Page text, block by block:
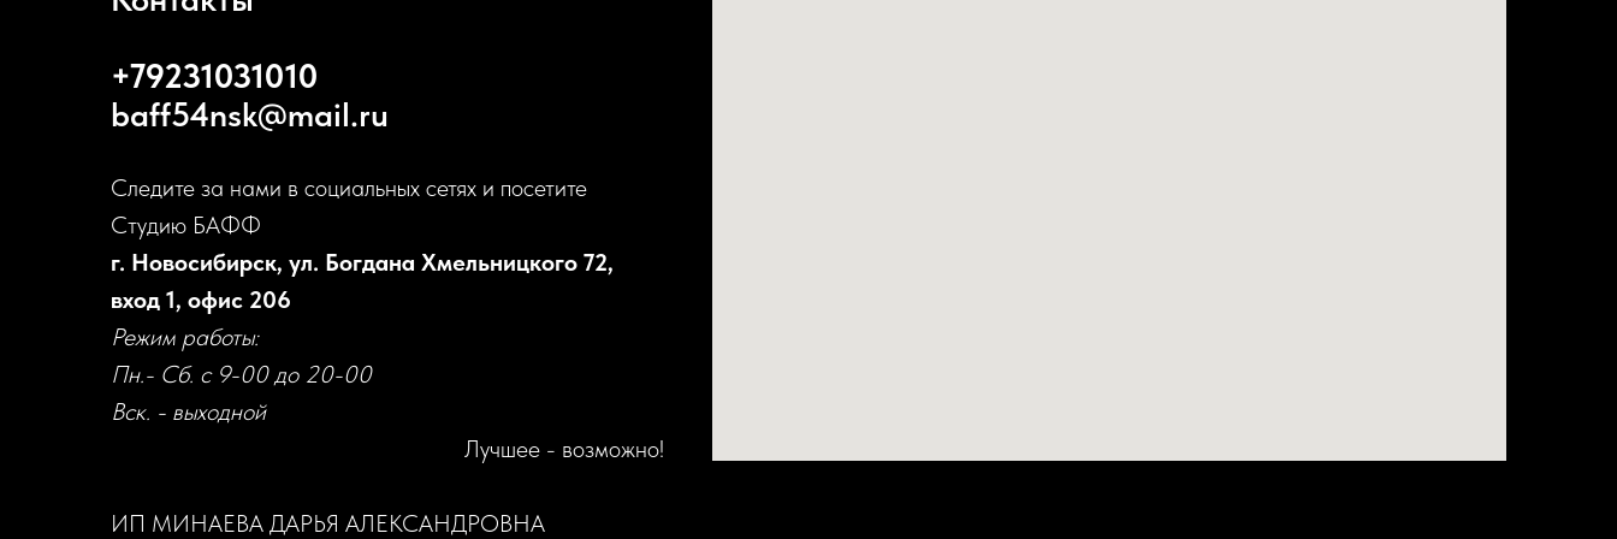
+79231031010
baff54nsk@mail.ru
Следите за нами в социальных сетях и посетите
Студию БАФФ
г. Новосибирск, ул. Богдана Хмельницкого 72,
вход 1, офис 206
Режим работы:
Пн.- Сб. с 9-00 до 20-00
Вск. - выходной
Лучшее - возможно!
ИП МИНАЕВА ДАРЬЯ АЛЕКСАНДРОВНА